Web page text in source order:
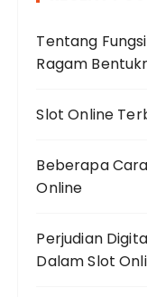
Tentang
Ragam
Slot Online
Beberapa
Online
Perjudian
Dalam Slot